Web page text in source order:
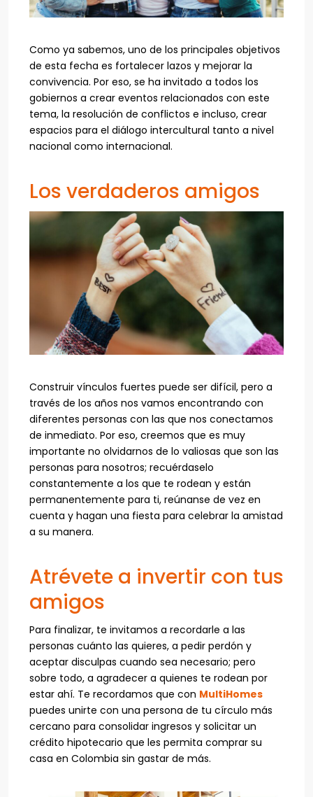
Como ya sabemos, uno de los principales objetivos
de esta fecha es fortalecer lazos y mejorar la
convivencia. Por eso, se ha invitado a todos los
gobiernos a crear eventos relacionados con este
tema, la resolución de conflictos e incluso, crear
espacios para el diálogo intercultural tanto a nivel
nacional como internacional.
Los verdaderos amigos
Construir vínculos fuertes puede ser difícil, pero a
través de los años nos vamos encontrando con
diferentes personas con las que nos conectamos
de inmediato. Por eso, creemos que es muy
importante no olvidarnos de lo valiosas que son las
personas para nosotros; recuérdaselo
constantemente a los que te rodean y están
permanentemente para ti, reúnanse de vez en
cuenta y hagan una fiesta para celebrar la amistad
a su manera.
Atrévete a invertir con tus
amigos
Para finalizar, te invitamos a recordarle a las
personas cuánto las quieres, a pedir perdón y
aceptar disculpas cuando sea necesario; pero
sobre todo, a agradecer a quienes te rodean por
estar ahí. Te recordamos que con MultiHomes
puedes unirte con una persona de tu círculo más
cercano para consolidar ingresos y solicitar un
crédito hipotecario que les permita comprar su
casa en Colombia sin gastar de más.